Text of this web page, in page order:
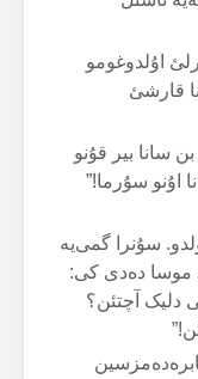
اۇلدوغومو
قارشئ
بن سانا بیر قۇنو
اۇنو سۇرما!”
سۇنرا گمی‌یە
موسا دەدی کی:
دلیک آچتئن؟